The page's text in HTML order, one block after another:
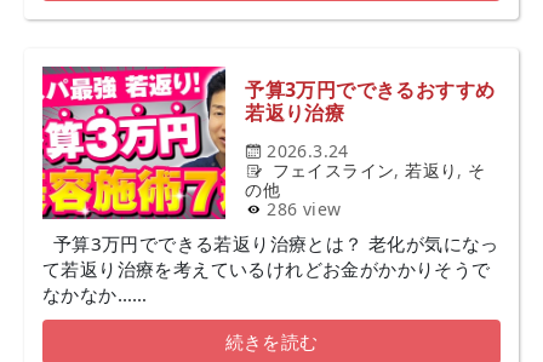
予算3万円でできるおすすめ
若返り治療
2026.3.24
フェイスライン,若返り , そ
の他
286 view
予算3万円でできる若返り治療とは？ 老化が気になっ
て若返り治療を考えているけれどお金がかかりそうで
なかなか……
続きを読む